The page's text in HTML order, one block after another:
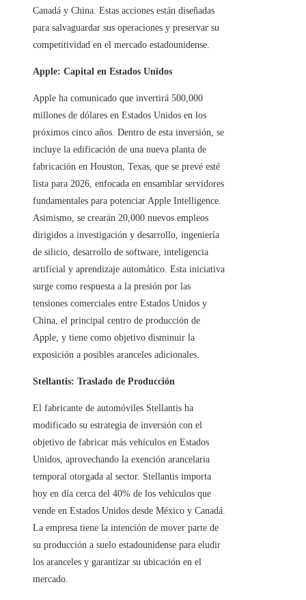
Canadá y China. Estas acciones están diseñadas
para salvaguardar sus operaciones y preservar su
competitividad en el mercado estadounidense.
Apple: Capital en Estados Unidos
Apple ha comunicado que invertirá 500,000
millones de dólares en Estados Unidos en los
próximos cinco años. Dentro de esta inversión, se
incluye la edificación de una nueva planta de
fabricación en Houston, Texas, que se prevé esté
lista para 2026, enfocada en ensamblar servidores
fundamentales para potenciar Apple Intelligence.
Asimismo, se crearán 20,000 nuevos empleos
dirigidos a investigación y desarrollo, ingeniería
de silicio, desarrollo de software, inteligencia
artificial y aprendizaje automático. Esta iniciativa
surge como respuesta a la presión por las
tensiones comerciales entre Estados Unidos y
China, el principal centro de producción de
Apple, y tiene como objetivo disminuir la
exposición a posibles aranceles adicionales.
Stellantis: Traslado de Producción
El fabricante de automóviles Stellantis ha
modificado su estrategia de inversión con el
objetivo de fabricar más vehículos en Estados
Unidos, aprovechando la exención arancelaria
temporal otorgada al sector. Stellantis importa
hoy en día cerca del 40% de los vehículos que
vende en Estados Unidos desde México y Canadá.
La empresa tiene la intención de mover parte de
su producción a suelo estadounidense para eludir
los aranceles y garantizar su ubicación en el
mercado.